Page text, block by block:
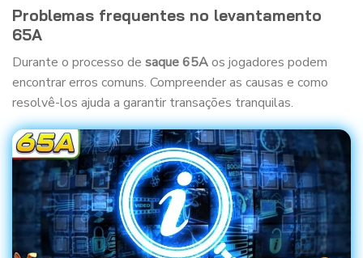
Problemas frequentes no levantamento
65A
Durante o processo de saque 65Aos jogadores podem
encontrar erros comuns. Compreender as causas e como
resolvê-los ajuda a garantir transações tranquilas.